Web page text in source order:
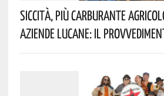
Siccità, Più Carburante
Aziende Lucane: Il